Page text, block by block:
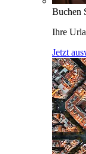
Buchen
Ihre
Jetzt